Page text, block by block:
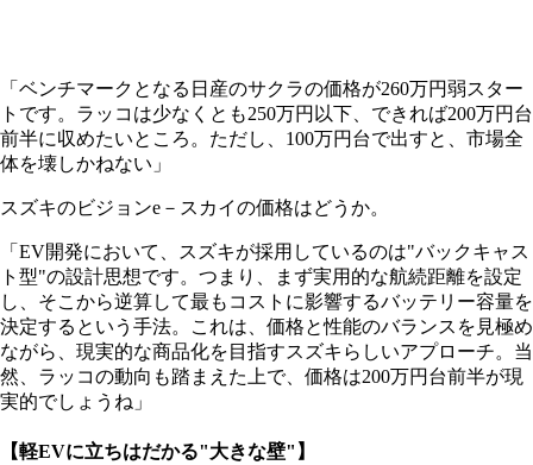
「ベンチマークとなる日産のサクラの価格が260万円弱スター
トです。ラッコは少なくとも250万円以下、できれば200万円台
前半に収めたいところ。ただし、100万円台で出すと、市場全
体を壊しかねない」
スズキのビジョンe－スカイの価格はどうか。
「EV開発において、スズキが採用しているのは"バックキャス
ト型"の設計思想です。つまり、まず実用的な航続距離を設定
し、そこから逆算して最もコストに影響するバッテリー容量を
決定するという手法。これは、価格と性能のバランスを見極め
ながら、現実的な商品化を目指すスズキらしいアプローチ。当
然、ラッコの動向も踏まえた上で、価格は200万円台前半が現
実的でしょうね」
【軽EVに立ちはだかる"大きな壁"】